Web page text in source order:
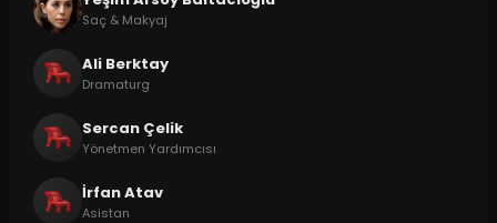
Saç & Makyaj
Ali Berktay
Dramaturg
Sercan Çelik
Yönetmen Yardımcısı
İrfan Atav
Asistan